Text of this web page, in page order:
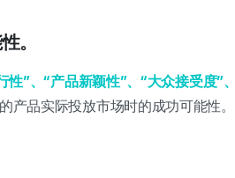
。
性”、“产品新颖性”、“大众接受度”
产品实际投放市场时的成功可能性